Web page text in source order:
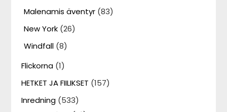
Malenamis äventyr (83)
New York (26)
Windfall (8)
Flickorna (1)
HETKET JA FIILIKSET (157)
Inredning (533)